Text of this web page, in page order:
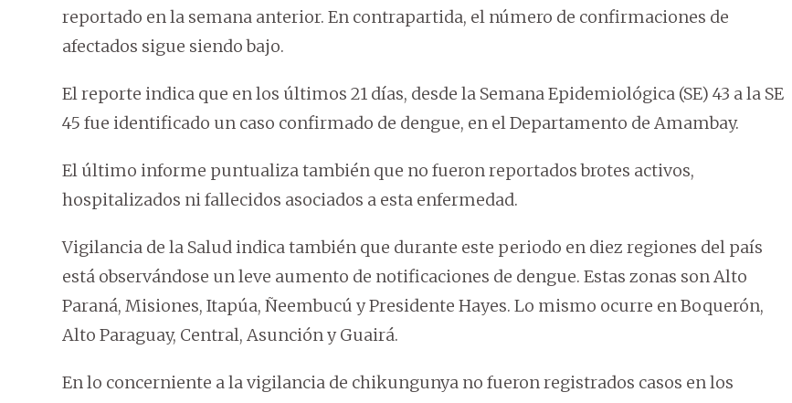
reportado en la semana anterior. En contrapartida, el número de confirmaciones de
afectados sigue siendo bajo.
El reporte indica que en los últimos 21 días, desde la Semana Epidemiológica (SE) 43 a la SE
45 fue identificado un caso confirmado de dengue, en el Departamento de Amambay.
El último informe puntualiza también que no fueron reportados brotes activos,
hospitalizados ni fallecidos asociados a esta enfermedad.
Vigilancia de la Salud indica también que durante este periodo en diez regiones del país
está observándose un leve aumento de notificaciones de dengue. Estas zonas son Alto
Paraná, Misiones, Itapúa, Ñeembucú y Presidente Hayes. Lo mismo ocurre en Boquerón,
Alto Paraguay, Central, Asunción y Guairá.
En lo concerniente a la vigilancia de chikungunya no fueron registrados casos en los